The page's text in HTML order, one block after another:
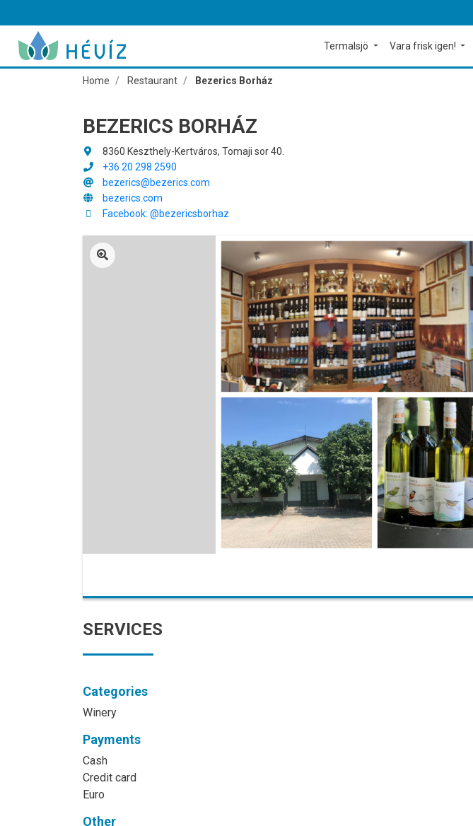
Termalsjö Vara frisk igen!
Home Restaurant Bezerics Borház
BEZERICS BORHÁZ
8360 Keszthely-Kertváros, Tomaji sor 40.
+36 20 298 2590
bezerics@bezerics.com
bezerics.com
Facebook: @bezericsborhaz
SERVICES
Categories
Winery
Payments
Cash
Credit card
Euro
Other